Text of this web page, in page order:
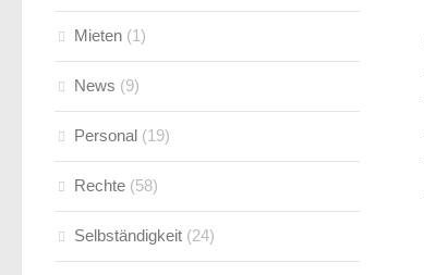
Mieten (1)
News (9)
Personal (19)
Rechte (58)
Selbständigkeit (24)